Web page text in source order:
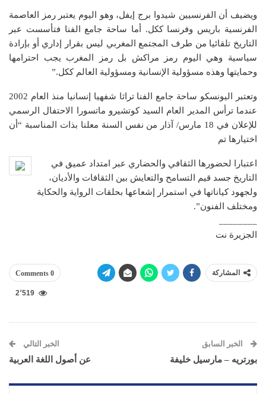
ويضيف أن الفرنسيين شيدوا برج إيفل، وهو اليوم يعتبر رمز العاصمة
الفرنسية باريس وفرنسا ككل. أما ساحة جامع الفنا فتأسست عبر
التاريخ تلقائيا من طرف المجتمع المغربي ليس بقرار إداري أو بإرادة
سياسية وهي اليوم رمز مراكش بل رمز المغرب يجب احترامها
وحمايتها وهذه مسؤولية الإنسانية ومسؤولية العالم ككل.”
وتعتبر اليونسكو ساحة جامع الفنا تراثا شفهيا إنسانيا منذ العام 2002
عندما ترأس المدير العام السيد كوتشيرو ماتسورا الاحتفال الرسمي
للإعلان في 18 مارس/ آذار من نفس السنة معلنا بذات المناسبة “أن
اختيارها تم
اعتبارا لحضورها الثقافي والحضاري عبر امتداد عميق في
التاريخ جسد قيم التسامح والتعايش بين الثقافات والأديان،
ولجهود كياناتها في استمرار إشعاعها بحلقات الرواية والحكاية
ومختلف الفنون”.
الجزيرة نت
المشاركة 0 Comments
2٬519
الخبر السابق
بورتريه – مارسيل خليفة
الخبر التالي
عن أصول اللغة العربية